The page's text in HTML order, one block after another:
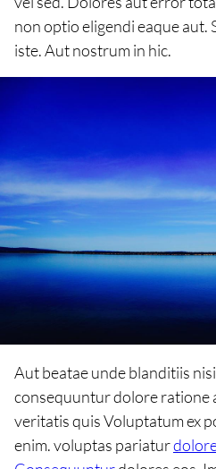
non optio eligendi eaque aut.
iste. Aut nostrum in hic.
Aut beatae unde blanditiis
consequuntur dolore ratione
veritatis quis Voluptatum ex
enim. voluptas pariatur